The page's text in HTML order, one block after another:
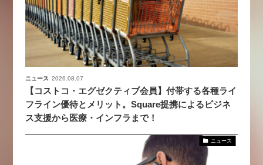
ニュース 2026.08.07
【コストコ・エグゼクティブ会員】付帯する各種ライ
フライン優待とメリット。Square提携によるビジネ
ス支援から医療・インフラまで！
ニュース